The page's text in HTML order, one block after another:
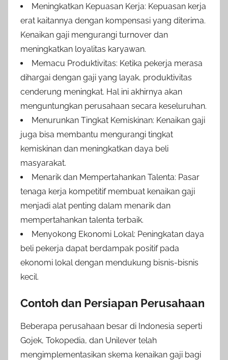
Meningkatkan Kepuasan Kerja: Kepuasan kerja
erat kaitannya dengan kompensasi yang diterima.
Kenaikan gaji mengurangi turnover dan
meningkatkan loyalitas karyawan.
Memacu Produktivitas: Ketika pekerja merasa
dihargai dengan gaji yang layak, produktivitas
cenderung meningkat. Hal ini akhirnya akan
menguntungkan perusahaan secara keseluruhan.
Menurunkan Tingkat Kemiskinan: Kenaikan gaji
juga bisa membantu mengurangi tingkat
kemiskinan dan meningkatkan daya beli
masyarakat.
Menarik dan Mempertahankan Talenta: Pasar
tenaga kerja kompetitif membuat kenaikan gaji
menjadi alat penting dalam menarik dan
mempertahankan talenta terbaik.
Menyokong Ekonomi Lokal: Peningkatan daya
beli pekerja dapat berdampak positif pada
ekonomi lokal dengan mendukung bisnis-bisnis
kecil.
Contoh dan Persiapan Perusahaan
Beberapa perusahaan besar di Indonesia seperti
Gojek, Tokopedia, dan Unilever telah
mengimplementasikan skema kenaikan gaji bagi